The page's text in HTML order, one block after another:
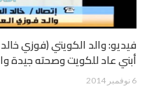
فيديو: والد الكويتي (فوزي
أبني عاد للكويت وصحته جيدة
6 نوفمبر 2014